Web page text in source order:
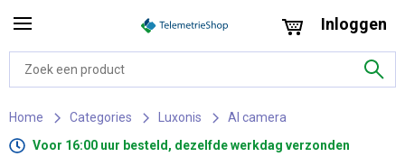
Inloggen
Home Categories Luxonis
AI camera
Voor 16:00 uur besteld, dezelfde werkdag verzonden